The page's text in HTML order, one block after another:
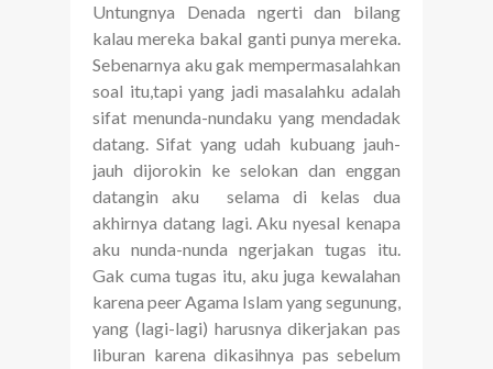
Untungnya Denada ngerti dan bilang
kalau mereka bakal ganti punya mereka.
Sebenarnya aku gak mempermasalahkan
soal itu,tapi yang jadi masalahku adalah
sifat menunda-nundaku yang mendadak
datang. Sifat yang udah kubuang jauh-
jauh dijorokin ke selokan dan enggan
datangin aku selama di kelas dua
akhirnya datang lagi. Aku nyesal kenapa
aku nunda-nunda ngerjakan tugas itu.
Gak cuma tugas itu, aku juga kewalahan
karena peer Agama Islam yang segunung,
yang (lagi-lagi) harusnya dikerjakan pas
liburan karena dikasihnya pas sebelum